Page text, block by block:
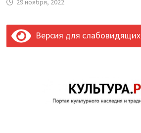
29 ноября, 2022
Версия для слабовидящих